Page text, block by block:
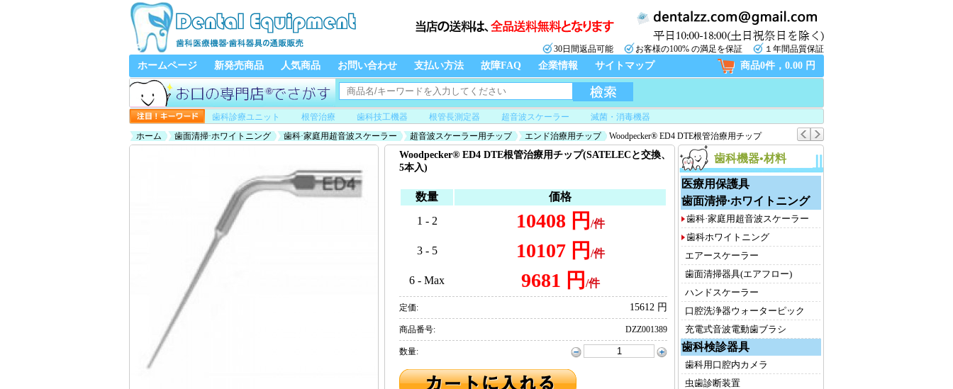
30日間返品可能 お客様の100% の満足を保証 １年間品質保証
ホームページ 新発売商品 人気商品 お問い合わせ 支払い方法 故障FAQ 企業情報 サイトマップ 商品0件，0.00 円
歯科診療ユニット 根管治療 歯科技工機器 根管長測定器 超音波スケーラー
滅菌・消毒機器
ホーム
歯面清掃·ホワイトニング 歯科·家庭用超音波スケーラー 超音波スケーラー用チップ エンド治療用チップ
Woodpecker® ED4 DTE根管治療用チップ
歯科機器•材料
医療用保護具
歯面清掃·ホワイトニング
歯科·家庭用超音波スケーラー
歯科ホワイトニング
エアースケーラー
歯面清掃器具(エアフロー)
ハンドスケーラー
口腔洗浄器ウォーターピック
充電式音波電動歯ブラシ
歯科検診器具
歯科用口腔内カメラ
虫歯診断装置
Woodpecker® ED4 DTE根管治療用チップ(SATELECと交換、
5本入)
数量
価格
1 - 2
10408 円 /件
3 - 5 10107 円 /件
6 - Max 9681 円 /件
定価: 15612 円
商品番号: DZZ001389
数量: